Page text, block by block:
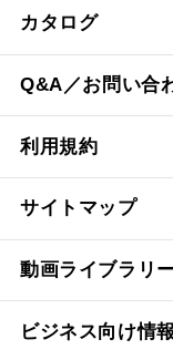
カタログ
Q&A／お問い合
利用規約
サイトマップ
動画ライブラリ
ビジネス向け情